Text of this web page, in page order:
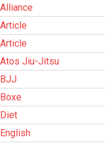
Alliance
Article
Article
Atos Jiu-Jitsu
BJJ
Boxe
Diet
English